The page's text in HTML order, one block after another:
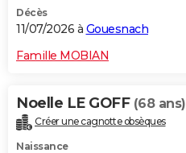
GUIDES D'ACHAT
Carte de Noël
Carte Bonne année
Carte Saint-Valentin
Carte Pâques
Carte d'anniversaire
DICTIONNAIRE
Dictionnaire
Biographies
Citations
Expressions
Proverbes
PROGRAMME TV
Décès
11/07/2026 à Gouesnach
Famille MOBIAN
Noelle LE GOFF (68 ans)
Créer une cagnotte obsèques
Naissance